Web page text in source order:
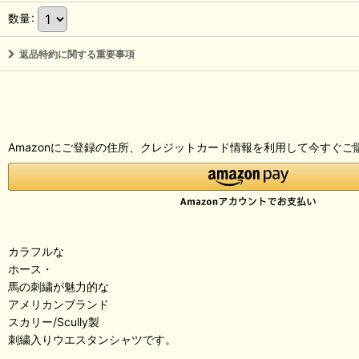
数量:
返品特約に関する重要事項
Amazonにご登録の住所、クレジットカード情報を利用して今すぐご
カラフルな
ホース・
馬の刺繍が魅力的な
アメリカンブランド
スカリー/Scully製
刺繍入りウエスタンシャツです。